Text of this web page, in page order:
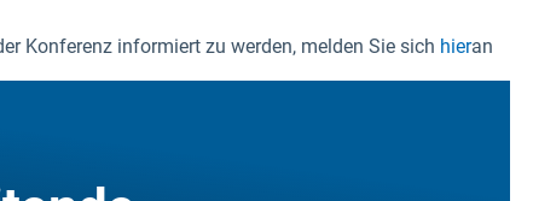
Konferenz informiert zu werden, melden Sie sich hieran